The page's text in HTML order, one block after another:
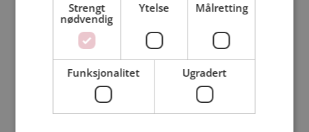
Jeg er en:
Strengt
nødvendig
Ytelse Målretting
Funksjonalitet Ugradert